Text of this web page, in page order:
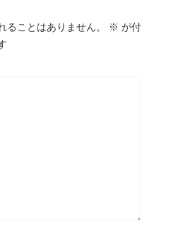
ることはありません。 ※ が付